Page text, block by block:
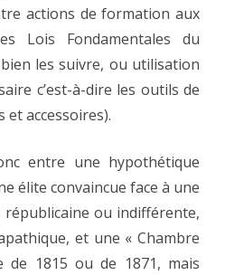
actions de formation aux
Lois Fondamentales du
les suivre, ou utilisation
c’est-à-dire les outils de
et accessoires).
entre une hypothétique
élite convaincue face à une
républicaine ou indifférente,
et une « Chambre
de 1815 ou de 1871, mais